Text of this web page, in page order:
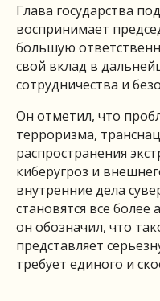
Глава государства
воспринимает
большую
свой вклад в
сотрудничества и
Он отметил, что
терроризма,
распространения
киберугроз и
внутренние дела
становятся все более
он обозначил, что
представляет
требует единого и